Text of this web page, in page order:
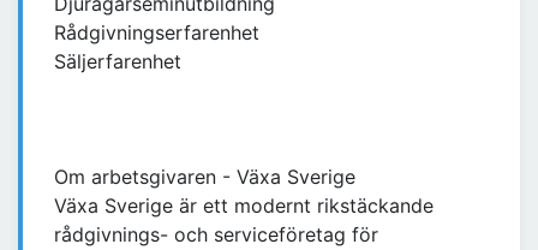
Rådgivningserfarenhet
Säljerfarenhet
Om arbetsgivaren - Växa Sverige
Växa Sverige är ett modernt rikstäckande
rådgivnings- och serviceföretag för